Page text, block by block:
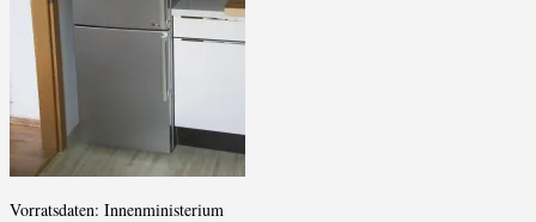
Vorratsdaten: Innenministerium